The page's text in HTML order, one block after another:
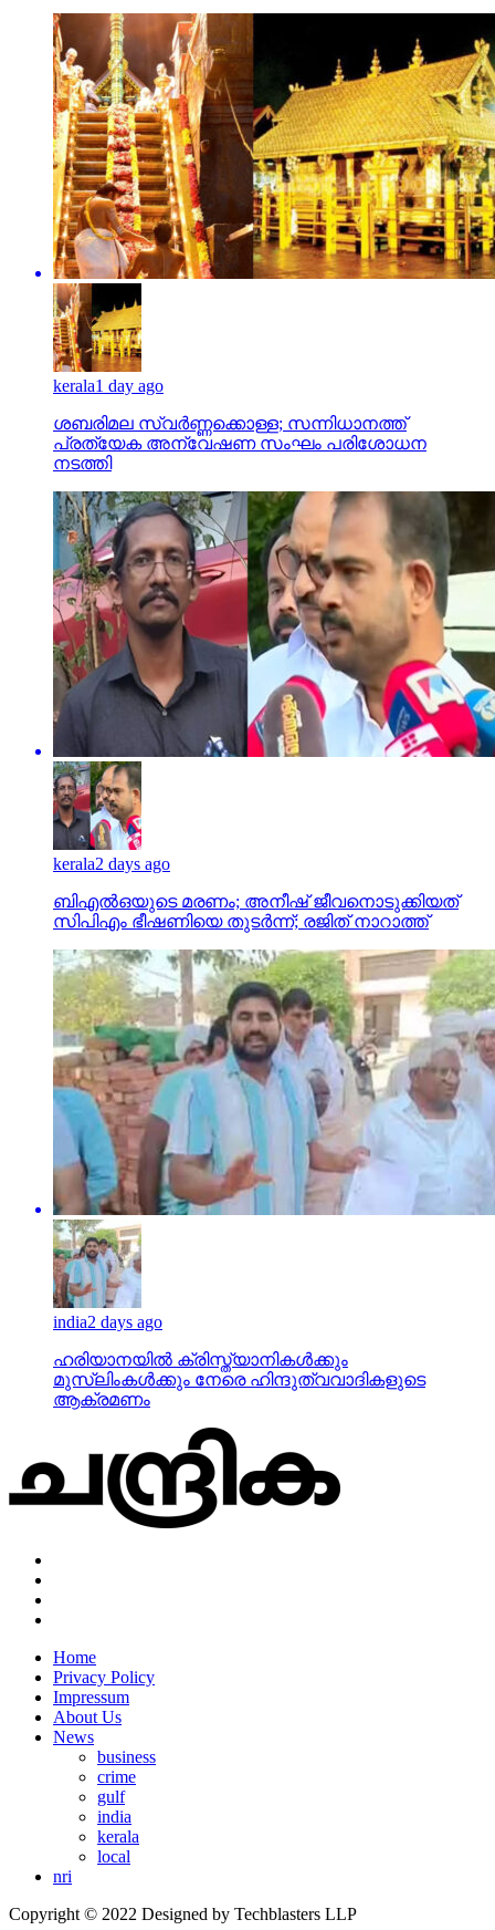
kerala1 day ago
ശബരിമല സ്വര്‍ണ്ണക്കൊള്ള; സന്നിധാനത്ത്
പ്രത്യേക അന്വേഷണ സംഘം പരിശോധന
നടത്തി
kerala2 days ago
ബിഎല്‍ഒയുടെ മരണം; അനീഷ് ജീവനൊടുക്കിയത്
സിപിഎം ഭീഷണിയെ തുടര്‍ന്ന്; രജിത് നാറാത്ത്
india2 days ago
ഹരിയാനയില്‍ ക്രിസ്ത്യാനികള്‍ക്കും
മുസ്‌ലിംകള്‍ക്കും നേരെ ഹിന്ദുത്വവാദികളുടെ
ആക്രമണം
Home
Privacy Policy
Impressum
About Us
News
business
crime
gulf
india
kerala
local
nri
Copyright © 2022 Designed by Techblasters LLP